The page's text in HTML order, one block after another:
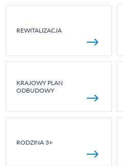
REWITALIZACJA
KRAJOWY PLAN
ODBUDOWY
RODZINA 3+